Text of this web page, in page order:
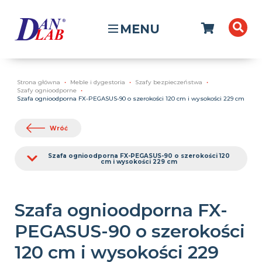
MENU
Strona główna Meble i dygestoria
Szafy bezpieczeństwa
Szafy ognioodporne
Szafa ognioodporna FX-PEGASUS-90 o szerokości 120 cm i wysokości 229 cm
Wróć
Szafa ognioodporna FX-PEGASUS-90 o szerokości 120
cm i wysokości 229 cm
Szafa ognioodporna FX-
PEGASUS-90 o szerokości
120 cm i wysokości 229